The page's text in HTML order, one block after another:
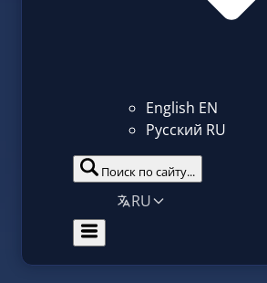
English EN
Русский RU
Поиск по сайту...
RU